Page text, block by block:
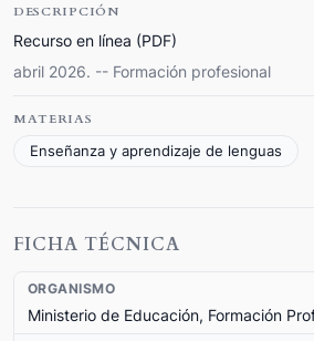
DESCRIPCIÓN
Recurso en línea (PDF)
abril 2026. -- Formación profesional
MATERIAS
Enseñanza y aprendizaje de lenguas
FICHA TÉCNICA
ORGANISMO
Ministerio de Educación, Formación